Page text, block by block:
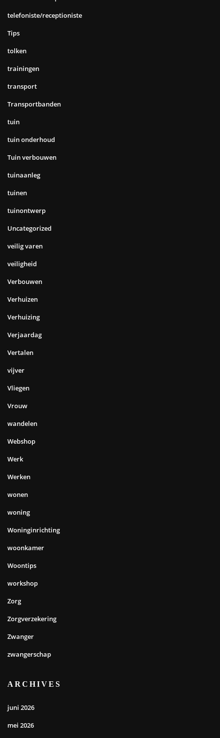
telefoniste/receptioniste
Tips
tolken
trainingen
transport
Transportbanden
tuin
tuin onderhoud
Tuin verbouwen
tuinaanleg
tuinen
tuinontwerp
Uncategorized
veilig varen
veiligheid
Verbouwen
Verhuizen
Verhuizing
Verjaardag
Vertalen
vijver
Vliegen
Vrouw
wandelen
Webshop
Werk
Werken
wonen
woning
Woninginrichting
woonkamer
Woontips
workshop
Zorg
Zorgverzekering
Zwanger
zwangerschap
ARCHIVES
juni 2026
mei 2026